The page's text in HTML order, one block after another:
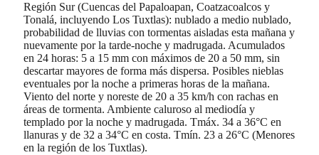
Región Sur (Cuencas del Papaloapan, Coatzacoalcos y
Tonalá, incluyendo Los Tuxtlas): nublado a medio nublado,
probabilidad de lluvias con tormentas aisladas esta mañana y
nuevamente por la tarde-noche y madrugada. Acumulados
en 24 horas: 5 a 15 mm con máximos de 20 a 50 mm, sin
descartar mayores de forma más dispersa. Posibles nieblas
eventuales por la noche a primeras horas de la mañana.
Viento del norte y noreste de 20 a 35 km/h con rachas en
áreas de tormenta. Ambiente caluroso al mediodía y
templado por la noche y madrugada. Tmáx. 34 a 36°C en
llanuras y de 32 a 34°C en costa. Tmín. 23 a 26°C (Menores
en la región de los Tuxtlas).